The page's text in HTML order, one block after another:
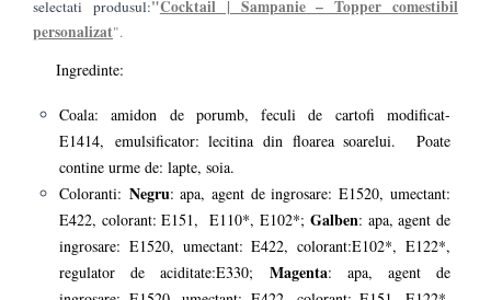
selectati produsul:"Cocktail | Sampanie – Topper comestibil
personalizat".
Ingredinte:
Coala:amidon de porumb, feculi de cartofi modificat-
E1414, emulsificator: lecitina din floarea soarelui. Poate
contine urme de: lapte, soia.
Coloranti: Negru: apa, agent de ingrosare: E1520, umectant:
E422, colorant: E151, E110*, E102*;Galben: apa, agent de
ingrosare: E1520, umectant: E422, colorant:E102*, E122*,
regulator de aciditate:E330; Magenta: apa, agent de